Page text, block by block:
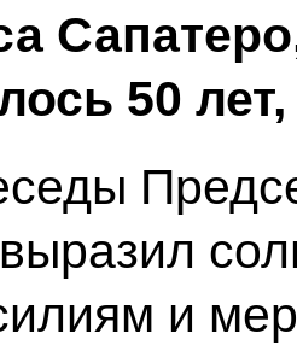
50
и